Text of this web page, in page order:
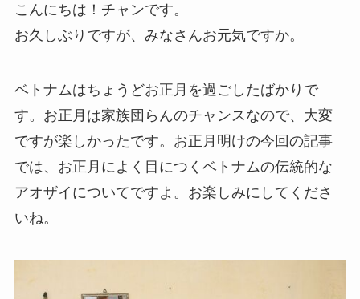
こんにちは！チャンです。
お久しぶりですが、みなさんお元気ですか。
ベトナムはちょうどお正月を過ごしたばかりで
す。お正月は家族団らんのチャンスなので、大変
ですが楽しかったです。お正月明けの今回の記事
では、お正月によく目につくベトナムの伝統的な
アオザイについてですよ。お楽しみにしてくださ
いね。